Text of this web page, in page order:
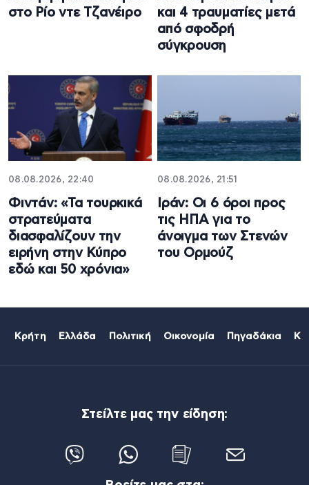
στο Ρίο ντε Τζανέιρο
και 4 τραυματίες μετά
από σφοδρή
σύγκρουση
08.08.2026, 22:40
Φιντάν: «Τα τουρκικά
στρατεύματα
διασφαλίζουν την
ειρήνη στην Κύπρο
εδώ και 50 χρόνια»
08.08.2026, 21:51
Ιράν: Οι 6 όροι προς
τις ΗΠΑ για το
άνοιγμα των Στενών
του Ορμούζ
Κρήτη Ελλάδα Πολιτική Οικονομία Πηγαδάκια
Στείλτε μας την είδηση: